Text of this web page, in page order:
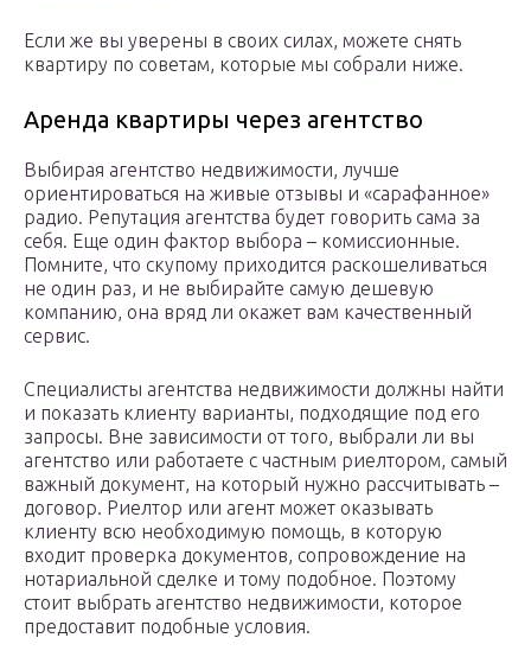
Если же вы уверены в своих силах, можете снять
квартиру по советам, которые мы собрали ниже.
Аренда квартиры через агентство
Выбирая агентство недвижимости, лучше
ориентироваться на живые отзывы и «сарафанное»
радио. Репутация агентства будет говорить сама за
себя. Еще один фактор выбора – комиссионные.
Помните, что скупому приходится раскошеливаться
не один раз, и не выбирайте самую дешевую
компанию, она вряд ли окажет вам качественный
сервис.
Специалисты агентства недвижимости должны найти
и показать клиенту варианты, подходящие под его
запросы. Вне зависимости от того, выбрали ли вы
агентство или работаете с частным риелтором, самый
важный документ, на который нужно рассчитывать –
договор. Риелтор или агент может оказывать
клиенту всю необходимую помощь, в которую
входит проверка документов, сопровождение на
нотариальной сделке и тому подобное. Поэтому
стоит выбрать агентство недвижимости, которое
предоставит подобные условия.